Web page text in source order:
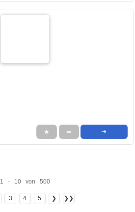
★ ➦ ➜
1 - 10 von 500
3 4 5 ❯ ❯❯